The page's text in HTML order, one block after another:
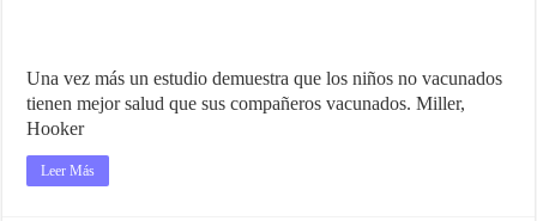
Una vez más un estudio demuestra que los niños no vacunados
tienen mejor salud que sus compañeros vacunados. Miller,
Hooker
Leer Más